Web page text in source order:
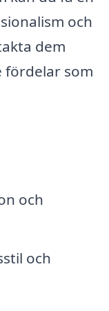
och
dem
fördelar som
och
och